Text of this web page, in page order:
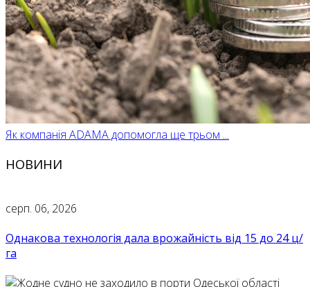
Як компанія ADAMA допомогла ще трьом ...
НОВИНИ
серп. 06, 2026
Однакова технологія дала врожайність від 15 до 24 ц/
га